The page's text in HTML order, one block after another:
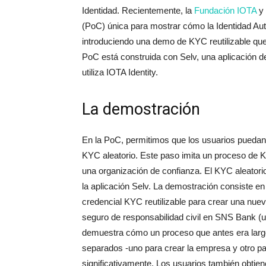
Identidad. Recientemente, la Fundación IOTAy
(PoC) única para mostrar cómo la Identidad
introduciendo una demo de KYC reutilizable
PoC está construida con Selv, una aplicación
utiliza IOTA Identity.
La demostración
En la PoC, permitimos que los usuarios
KYC aleatorio. Este paso imita un proceso de
una organización de confianza. El KYC
la aplicación Selv. La demostración consiste
credencial KYC reutilizable para crear una
seguro de responsabilidad civil en SNS Bank
demuestra cómo un proceso que antes era
separados -uno para crear la empresa y otro
significativamente. Los usuarios también